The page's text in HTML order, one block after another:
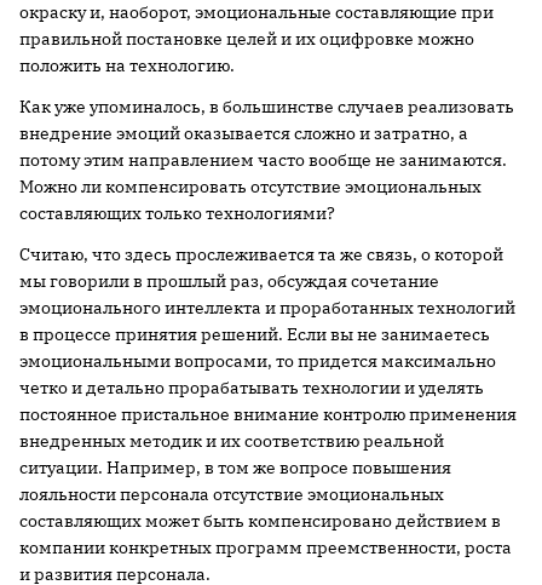
окраску и, наоборот, эмоциональные составляющие при
правильной постановке целей и их оцифровке можно
положить на технологию.
Как уже упоминалось, в большинстве случаев реализовать
внедрение эмоций оказывается сложно и затратно, а
потому этим направлением часто вообще не занимаются.
Можно ли компенсировать отсутствие эмоциональных
составляющих только технологиями?
Считаю, что здесь прослеживается та же связь, о которой
мы говорили в прошлый раз, обсуждая сочетание
эмоционального интеллекта и проработанных технологий
в процессе принятия решений. Если вы не занимаетесь
эмоциональными вопросами, то придется максимально
четко и детально прорабатывать технологии и уделять
постоянное пристальное внимание контролю применения
внедренных методик и их соответствию реальной
ситуации. Например, в том же вопросе повышения
лояльности персонала отсутствие эмоциональных
составляющих может быть компенсировано действием в
компании конкретных программ преемственности, роста
и развития персонала.